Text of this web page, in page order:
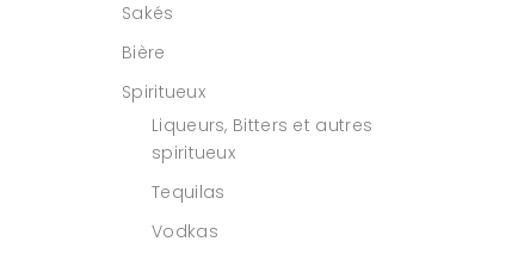
Sakés
Bière
Spiritueux
Liqueurs, Bitters et autres
spiritueux
Tequilas
Vodkas